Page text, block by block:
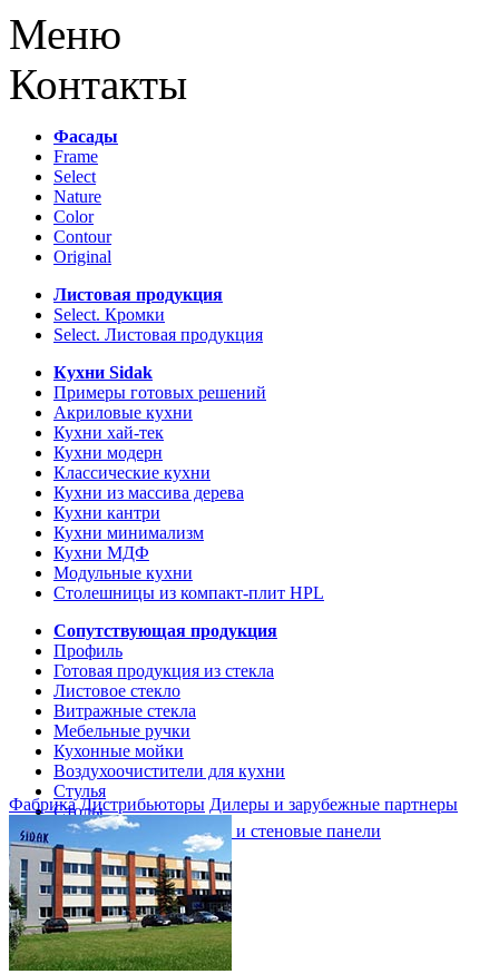
Меню
Контакты
Фасады
Frame
Select
Nature
Color
Contour
Original
Листовая продукция
Select. Кромки
Select. Листовая продукция
Кухни Sidak
Примеры готовых решений
Акриловые кухни
Кухни хай-тек
Кухни модерн
Классические кухни
Кухни из массива дерева
Кухни кантри
Кухни минимализм
Кухни МДФ
Модульные кухни
Столешницы из компакт-плит HPL
Сопутствующая продукция
Профиль
Готовая продукция из стекла
Листовое стекло
Витражные стекла
Мебельные ручки
Кухонные мойки
Воздухоочистители для кухни
Стулья
Столы
Кухонные столешницы и стеновые панели
Кухни и мебель
Кухни Softline Marine
Кухни Сидак-СП
Гид по декорам
Фабрика Дистрибьюторы Дилеры и зарубежные партнеры